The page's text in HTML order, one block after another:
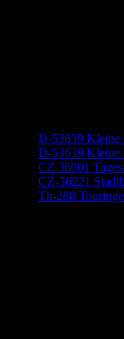
D-53639 Kleine
D-53639 Kleine
CZ 36001
CZ-36221
Th-288